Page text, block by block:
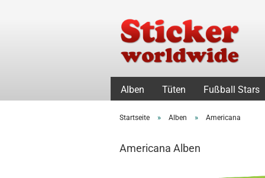
Alben Tüten Fußball Stars
Startseite » Alben » Americana
Americana Alben